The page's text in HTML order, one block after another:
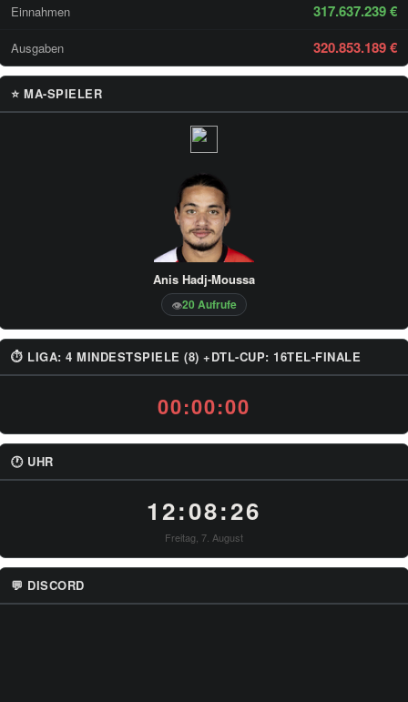
Einnahmen 317.637.239 €
Ausgaben 320.853.189 €
⭐ MA-SPIELER
Anis Hadj-Moussa
👁20 Aufrufe
⏱ LIGA: 4 MINDESTSPIELE (8) +DTL-CUP: 16TEL-FINALE
00:00:00
🕐 UHR
12:08:26
Freitag, 7. August
💬 DISCORD